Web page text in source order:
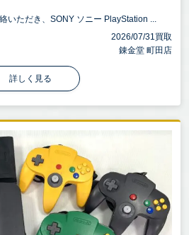
いただき、SONY ソニー PlayStation ...
2026/07/31買取
錬金堂 町田店
詳しく見る